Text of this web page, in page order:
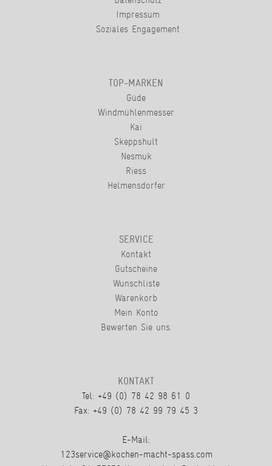
Impressum
Soziales Engagement
TOP-MARKEN
Güde
Windmühlenmesser
Kai
Skeppshult
Nesmuk
Riess
Helmensdorfer
SERVICE
Kontakt
Gutscheine
Wunschliste
Warenkorb
Mein Konto
Bewerten Sie uns.
KONTAKT
Tel: +49 (0) 78 42 98 61 0
Fax: +49 (0) 78 42 99 79 45 3
E-Mail:
123service@kochen-macht-spass.com